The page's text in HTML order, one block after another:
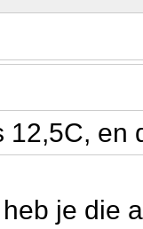
12,5C, en
je die